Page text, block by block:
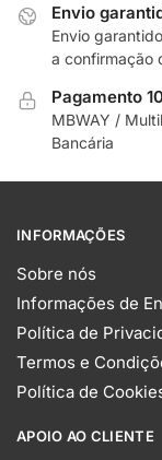
Envio
Envio
a confirmação
Pagamento
MBWAY /
Bancária
INFORMAÇÕES
Sobre nós
Informações de
Política de
Termos e
Política de
APOIO AO CLIENTE